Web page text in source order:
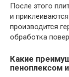
После этого
и
производится
обработка
Какие
пеноплексом